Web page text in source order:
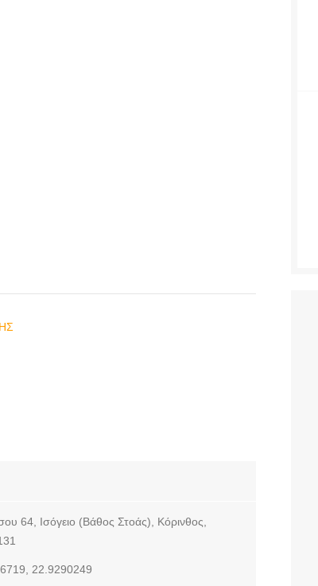
64, Ισόγειο (Βάθος Στοάς), Κόρινθος,
22.9290249